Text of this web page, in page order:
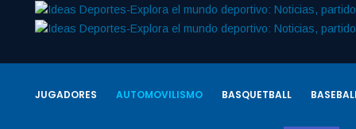
JUGADORES AUTOMOVILISMO BASQUETBALL